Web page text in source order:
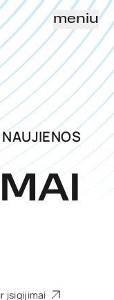
meniu
NAUJIENOS
įsigijimai